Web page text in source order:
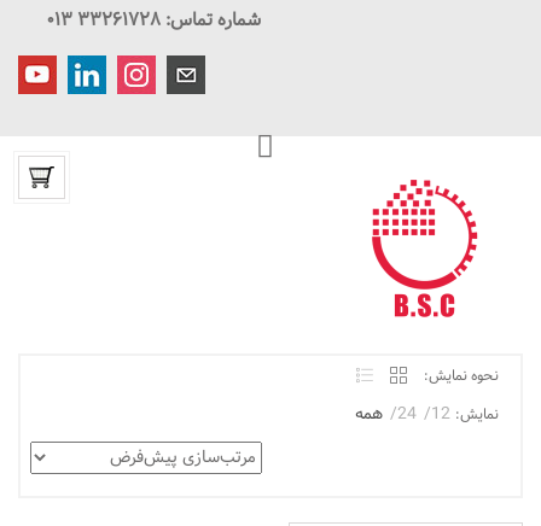
شماره تماس: ۳۳۲۶۱۷۲۸ ۰۱۳
نحوه نمایش:
نمایش: 12
24 همه